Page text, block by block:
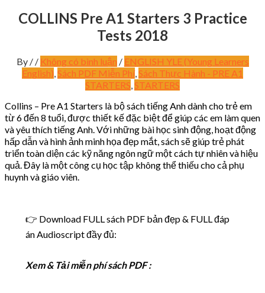
COLLINS Pre A1 Starters 3 Practice
Tests 2018
By / / Không có bình luận / ENGLISH YLE (Young Learners
English),Sách PDF Miễn Phí,Sách Thực Hành - PRE A1
STARTERS,STARTERS
Collins – Pre A1 Starters là bộ sách tiếng Anh dành cho trẻ em
từ 6 đến 8 tuổi, được thiết kế đặc biệt để giúp các em làm quen
và yêu thích tiếng Anh. Với những bài học sinh động, hoạt động
hấp dẫn và hình ảnh minh họa đẹp mắt, sách sẽ giúp trẻ phát
triển toàn diện các kỹ năng ngôn ngữ một cách tự nhiên và hiệu
quả. Đây là một công cụ học tập không thể thiếu cho cả phụ
huynh và giáo viên.
👉 Download FULL sách PDF bản đẹp & FULL đáp
án Audioscript đầy đủ:
Xem & Tải miễn phí sách PDF :